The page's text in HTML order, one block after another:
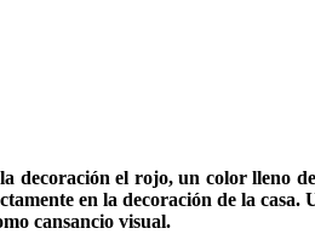
decoración el rojo, un color lleno
en la decoración de la casa.
cansancio visual.